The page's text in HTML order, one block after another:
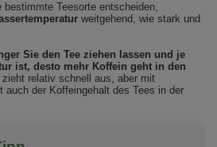
Teesorte entscheiden,
weitgehend, wie stark und
Sie den Tee ziehen lassen und je
ist, desto mehr Koffein geht in den
relativ schnell aus, aber mit
auch der Koffeingehalt des Tees in der